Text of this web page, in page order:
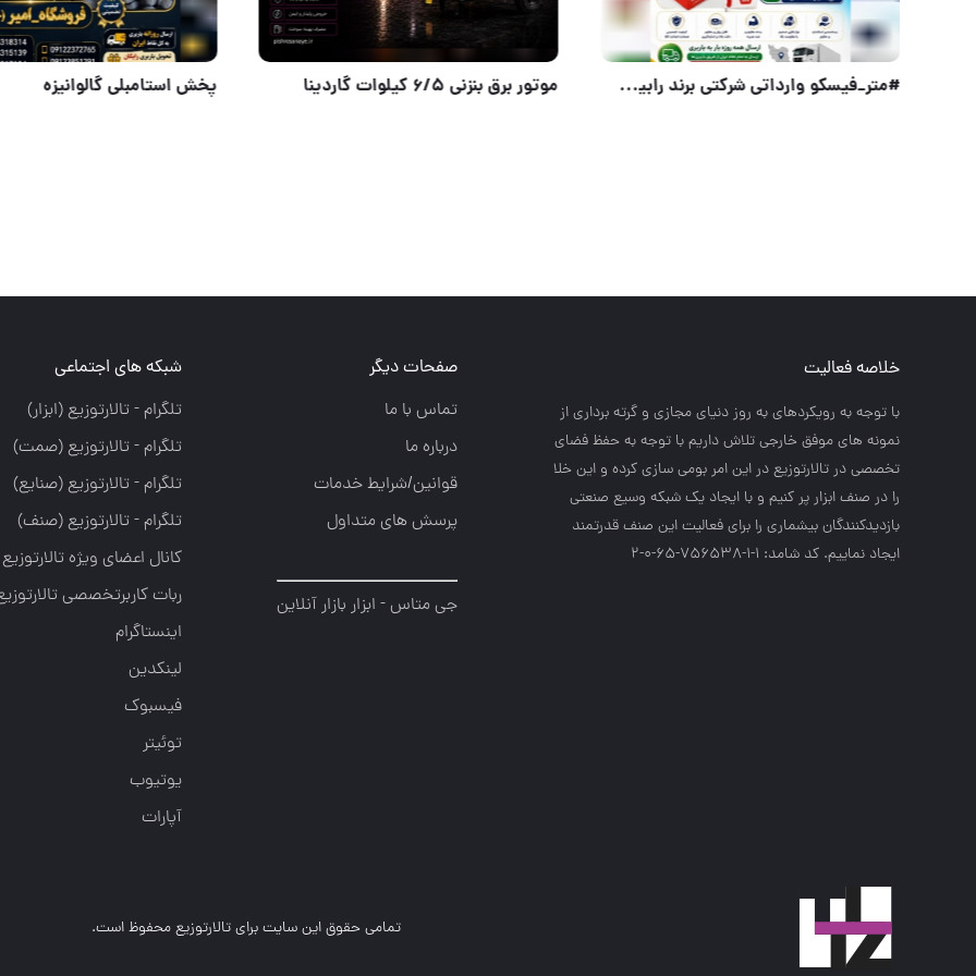
پخش انواع چکش لاستیکی موتور برق بنزنی ۶/۵ کیلوات گاردینا
خلاصه فعالیت
با توجه به رويكردهاي به روز دنياي مجازي و گرته برداري از
نمونه هاي موفق خارجي تلاش داريم با توجه به حفظ فضاي
تخصصي در تالارتوزيع در اين امر بومي سازي كرده و اين خلا
را در صنف ابزار پر كنيم و با ايجاد يك شبكه وسيع صنعتي
بازديدكنندگان بيشماري را براي فعاليت اين صنف قدرتمند
ايجاد نماييم. کد شامد: 1-1-756538-65-0-2
صفحات دیگر
تماس با ما
درباره ما
قوانین/شرایط خدمات
پرسش های متداول
جی متاس - ابزار بازار آنلاین
شبکه های اجتماعی
تلگرام - تالارتوزيع (ابزار)
تلگرام - تالارتوزيع (صمت)
تلگرام - تالارتوزيع (صنايع)
تلگرام - تالارتوزیع (صنف)
کانال اعضای ویژه تالارتوزیع
ربات کاربرتخصصی
اینستاگرام
لینکدین
فیسبوک
توئیتر
یوتیوب
آپارات
تمامی حقوق این سایت برای تالارتوزیع محفوظ است.